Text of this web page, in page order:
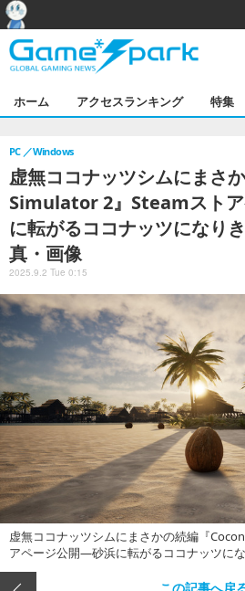
ホーム アクセスランキング 特集
虚無ココナッツシムにまさ
Simulator 2』Steamスト
に転がるココナッツになり
真・画像
PC Windows
2025.9.2 Tue 0:15
虚無ココナッツシムにまさかの続編『
アページ公開―砂浜に転がるココナッツに
この記事へ戻